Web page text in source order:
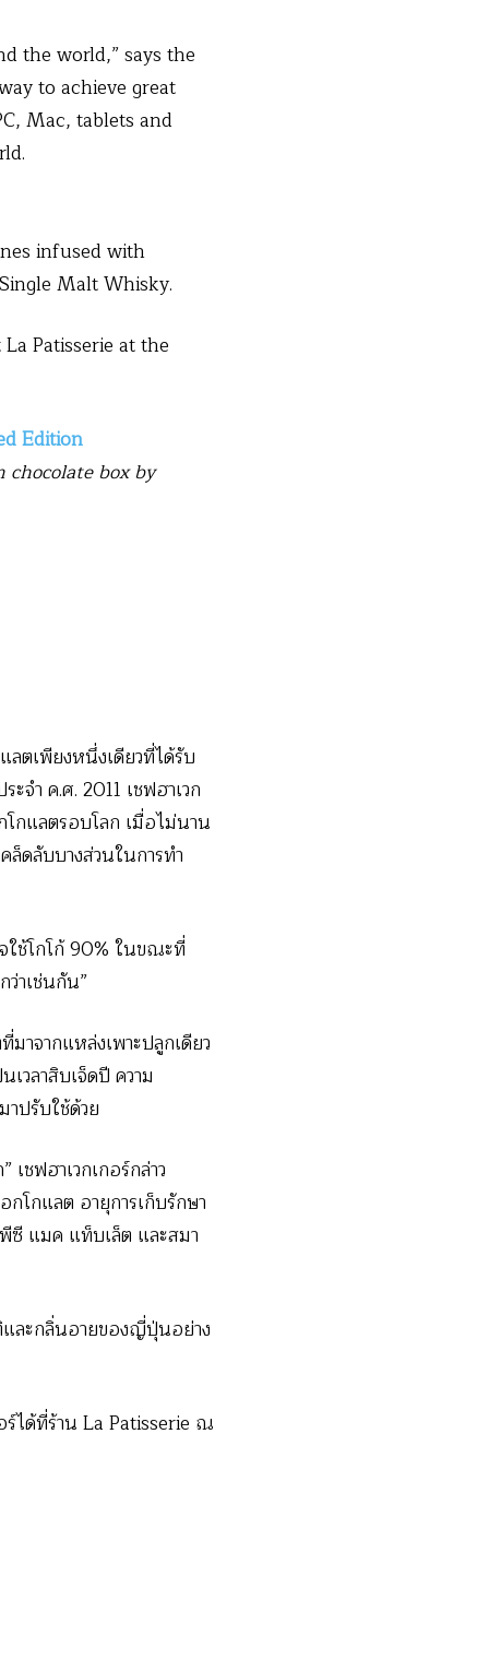
the world,” says the
to achieve great
Mac, tablets and
infused with
Malt Whisky.
Patisserie at the
Edition
box by
ลตเพียงหนึ่งเดียวที่ได้รับ
จำ ค.ศ. 2011 เชฟฮาเวก
โกแลตรอบโลก เมื่อไม่นาน
ล็ดลับบางส่วนในการทำ
ใช้โกโก้ 90% ในขณะที่
าเช่นกัน”
าจากแหล่งเพาะปลูกเดียว
วลาสิบเจ็ดปี ความ
ปรับใช้ด้วย
ชฟฮาเวกเกอร์กล่าว
โกแลต อายุการเก็บรักษา
ซี แมค แท็บเล็ต และสมา
และกลิ่นอายของญี่ปุ่นอย่าง
ร์ได้ที่ร้าน La Patisserie ณ